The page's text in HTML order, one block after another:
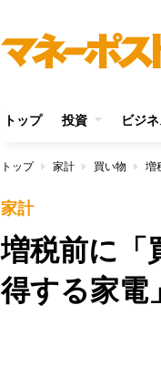
トップ 投資 ビジ
トップ 家計 買い物 増
家計
増税前に「
得する家電